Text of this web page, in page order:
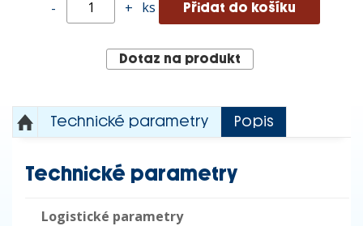
- + ks
Dotaz na produkt
Technické parametry Popis
Technické parametry
Logistické parametry